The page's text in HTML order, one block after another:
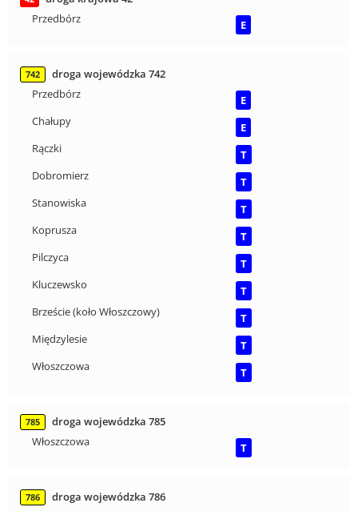
Przedbórz
E
742
droga wojewódzka 742
Przedbórz
E
Chałupy
E
Rączki
T
Dobromierz
T
Stanowiska
T
Koprusza
T
Pilczyca
T
Kluczewsko
T
Brzeście (koło Włoszczowy)
T
Międzylesie
T
Włoszczowa
T
785
droga wojewódzka 785
Włoszczowa
T
786
droga wojewódzka 786